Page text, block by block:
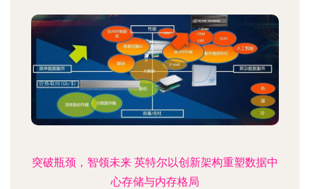
突破瓶颈，智领未来 英特尔以创新架构重塑数据中
心存储与内存格局